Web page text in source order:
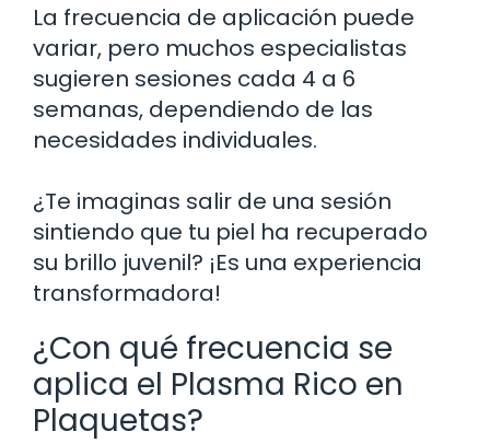
La frecuencia de aplicación puede
variar, pero muchos especialistas
sugieren sesiones cada 4 a 6
semanas, dependiendo de las
necesidades individuales.
¿Te imaginas salir de una sesión
sintiendo que tu piel ha recuperado
su brillo juvenil? ¡Es una experiencia
transformadora!
¿Con qué frecuencia se
aplica el Plasma Rico en
Plaquetas?